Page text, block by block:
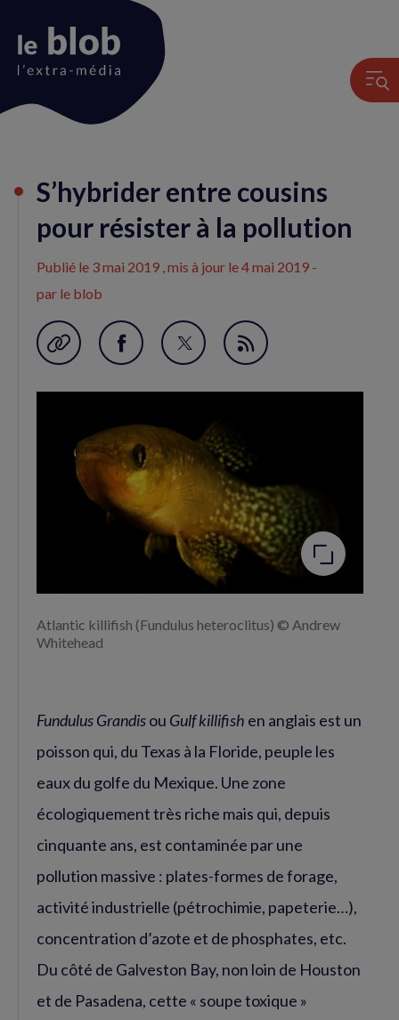
du
S’hybrider entre cousins
pour résister à la pollution
Publié le 3 mai 2019 , mis à jour le4 mai 2019 -
par le blob
Garder en favori
Partager
(nouvelle
fenêtre)
Partager
(nouvelle
fenêtre)
Flux
Agrandir
l'image
Atlantic killifish (Fundulus heteroclitus) © Andrew
Whitehead
Fundulus Grandisou Gulf killifish en anglais est un
poisson qui, du Texas à la Floride, peuple les
eaux du golfe du Mexique. Une zone
écologiquement très riche mais qui, depuis
cinquante ans, est contaminée par une
pollution massive : plates-formes de forage,
activité industrielle (pétrochimie, papeterie…),
concentration d’azote et de phosphates, etc.
Du côté de Galveston Bay, non loin de Houston
et de Pasadena, cette « soupe toxique »